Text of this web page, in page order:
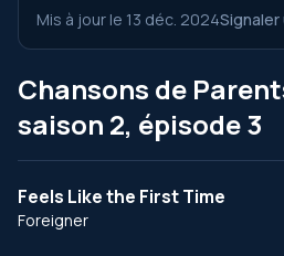
Mis à jour le 13 déc. 2024
Chansons de
saison 2, épisode 3
Feels Like the First Time
Foreigner